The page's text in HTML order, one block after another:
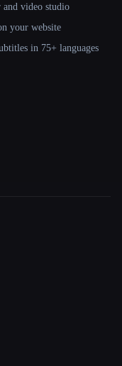
video studio
your website
in 75+ languages